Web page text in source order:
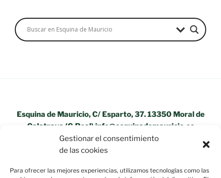
Gestionar el consentimiento
de las cookies
Para ofrecer las mejores experiencias, utilizamos tecnologías como las
Esquina de Mauricio, C/ Esparto, 37. 13350 Moral de
Calatrava (C.Real) info@esquinademauricio.es
«Aviso Legal»